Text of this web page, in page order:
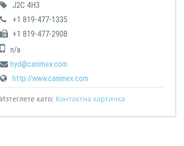
J2C 4H3
+1 819-477-1335
+1 819-477-2908
n/a
hyd@canimex.com
http://www.canimex.com
Изтеглете като: Контактна картичка